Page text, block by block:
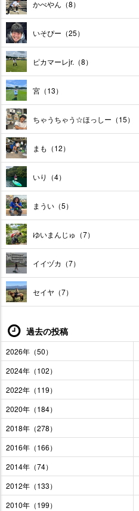
かべやん（8）
いそぴー（25）
ピカマーレjr.（8）
宮（13）
ちゃうちゃう☆ほっしー（15）
まも（12）
いり（4）
まうい（5）
ゆいまんじゅ（7）
イイヅカ（7）
セイヤ（7）
過去の投稿
2026年（50）
2024年（102）
2022年（119）
2020年（184）
2018年（278）
2016年（166）
2014年（74）
2012年（133）
2010年（199）